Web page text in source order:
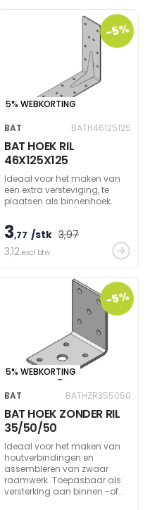
-5%
5% WEBKORTING
BAT
BATH46125125
BAT HOEK RIL
46X125X125
Ideaal voor het maken van
een extra versteviging, te
plaatsen als binnenhoek.
3,77 /stk 3,97
3,12 excl btw
-5%
5% WEBKORTING
BAT
BATHZR355050
BAT HOEK ZONDER RIL
35/50/50
Ideaal voor het maken van
houtverbindingen en
assembleren van zwaar
raamwerk. Toepasbaar als
versterking aan binnen -of